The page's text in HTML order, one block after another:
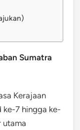
Sumatra
Kerajaan
ke-7 hingga ke-
utama